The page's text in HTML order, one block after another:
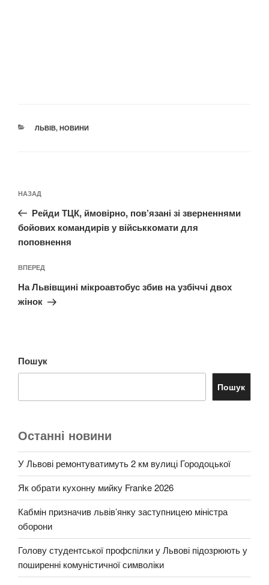
КАТЕГОРІЇ
ЛЬВІВ, НОВИНИ
записів
Попередній
запис:
НАЗАД
Рейди ТЦК, ймовірно, пов’язані зі зверненнями
бойових командирів у військкомати для
поповнення
Наступний
запис
ВПЕРЕД
На Львівщині мікроавтобус збив на узбіччі двох
жінок
Пошук
Пошук
Останні новини
У Львові ремонтуватимуть 2 км вулиці Городоцької
Як обрати кухонну мийку Franke 2026
Кабмін призначив львів’янку заступницею міністра
оборони
Голову студентської профспілки у Львові підозрюють у
поширенні комуністичної символіки